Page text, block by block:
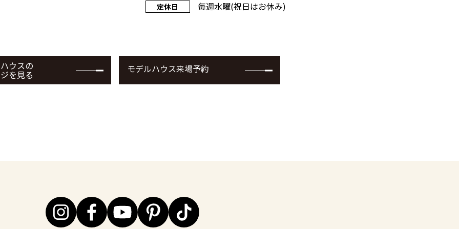
定休日 毎週水曜(祝日はお休み)
ウスの
を見る モデルハウス来場予約